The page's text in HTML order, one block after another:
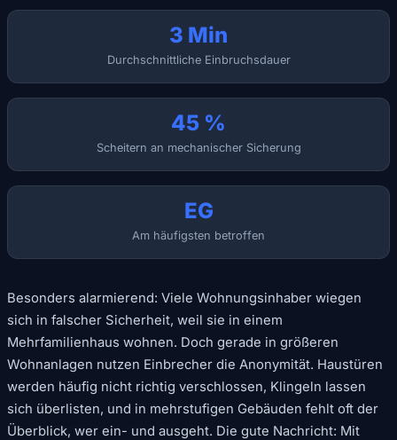
3 Min
Durchschnittliche Einbruchsdauer
45 %
Scheitern an mechanischer Sicherung
EG
Am häufigsten betroffen
Besonders alarmierend: Viele Wohnungsinhaber wiegen
sich in falscher Sicherheit, weil sie in einem
Mehrfamilienhaus wohnen. Doch gerade in größeren
Wohnanlagen nutzen Einbrecher die Anonymität. Haustüren
werden häufig nicht richtig verschlossen, Klingeln lassen
sich überlisten, und in mehrstufigen Gebäuden fehlt oft der
Überblick, wer ein- und ausgeht. Die gute Nachricht: Mit